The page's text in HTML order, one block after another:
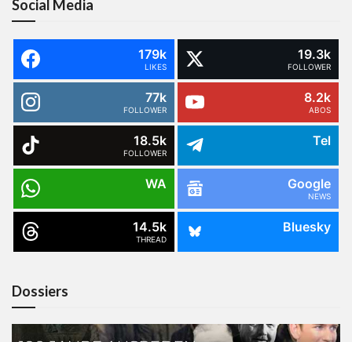
Social Media
179k
LIKES
19.3k
FOLLOWER
77k
FOLLOWER
8.2k
ABOS
18.5k
FOLLOWER
Tel
WA Google
NEWS
14.5k
THREAD
Bluesky
Dossiers